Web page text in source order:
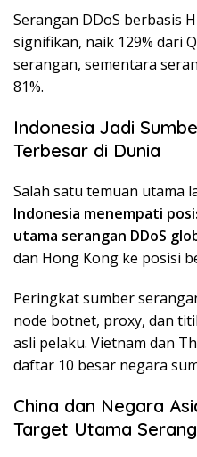
Serangan DDoS berbasis
signifikan, naik 129% dari
serangan, sementara
81%.
Indonesia Jadi
Terbesar di Dunia
Salah satu temuan utama
Indonesia menempati
utama serangan DDoS
dan Hong Kong ke posisi
Peringkat sumber
node botnet, proxy, dan
asli pelaku. Vietnam dan
daftar 10 besar negara
China dan Negara
Target Utama